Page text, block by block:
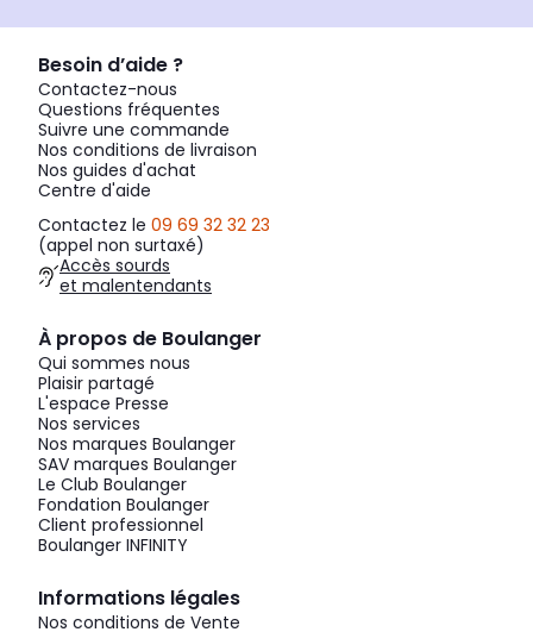
Besoin d’aide ?
Contactez-nous
Questions fréquentes
Suivre une commande
Nos conditions de livraison
Nos guides d'achat
Centre d'aide
Contactez le 09 69 32 32 23
(appel non surtaxé)
Accès sourds
et malentendants
À propos de Boulanger
Qui sommes nous
Plaisir partagé
L'espace Presse
Nos services
Nos marques Boulanger
SAV marques Boulanger
Le Club Boulanger
Fondation Boulanger
Client professionnel
Boulanger INFINITY
Informations légales
Nos conditions de Vente